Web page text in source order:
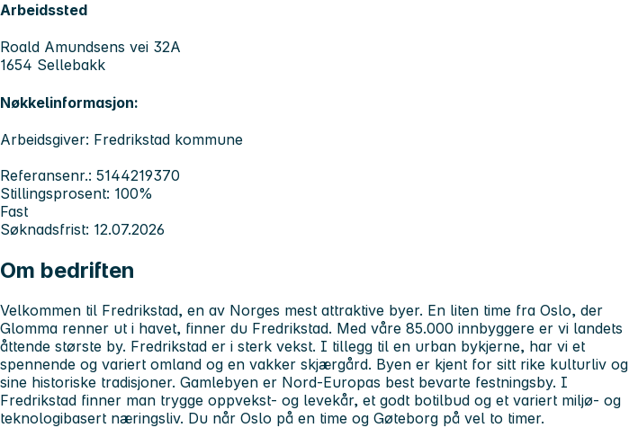
Arbeidssted
Roald Amundsens vei 32A
1654 Sellebakk
Nøkkelinformasjon:
Arbeidsgiver: Fredrikstad kommune
Referansenr.: 5144219370
Stillingsprosent: 100%
Fast
Søknadsfrist: 12.07.2026
Om bedriften
Velkommen til Fredrikstad, en av Norges mest attraktive byer. En liten time fra Oslo, der
Glomma renner ut i havet, finner du Fredrikstad. Med våre 85.000 innbyggere er vi landets
åttende største by. Fredrikstad er i sterk vekst. I tillegg til en urban bykjerne, har vi et
spennende og variert omland og en vakker skjærgård. Byen er kjent for sitt rike kulturliv og
sine historiske tradisjoner. Gamlebyen er Nord-Europas best bevarte festningsby. I
Fredrikstad finner man trygge oppvekst- og levekår, et godt botilbud og et variert miljø- og
teknologibasert næringsliv. Du når Oslo på en time og Gøteborg på vel to timer.